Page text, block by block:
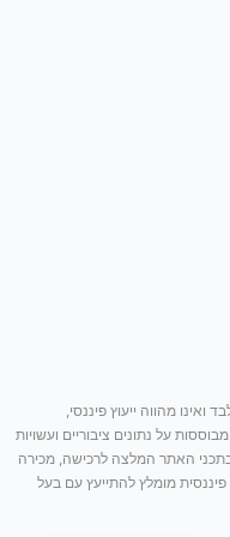
מהווה ייעוץ פיננסי,
על נתונים ציבוריים ועשויות
האתר המלצה לרכישה, מכירה
מומלץ להתייעץ עם בעל